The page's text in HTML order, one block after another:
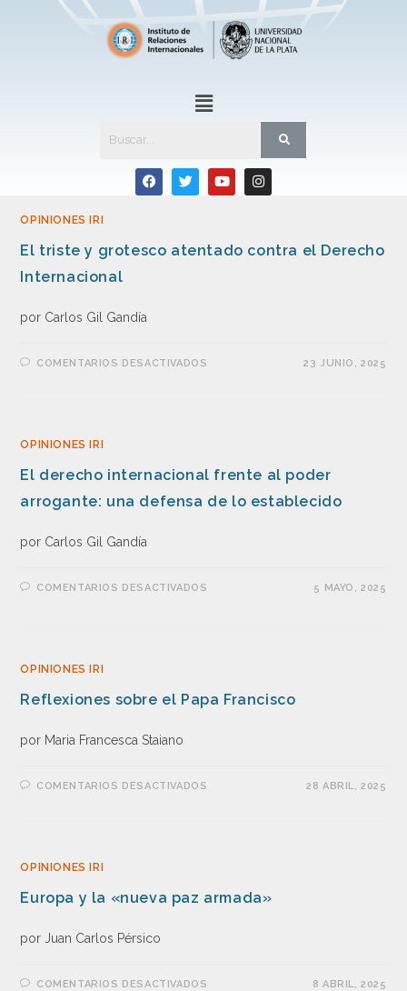
OPINIONES IRI
El triste y grotesco atentado contra el Derecho
Internacional
por Carlos Gil Gandía
COMENTARIOS DESACTIVADOS 23 JUNIO, 2025
OPINIONES IRI
El derecho internacional frente al poder
arrogante: una defensa de lo establecido
por Carlos Gil Gandía
COMENTARIOS DESACTIVADOS 5 MAYO, 2025
OPINIONES IRI
Reflexiones sobre el Papa Francisco
por Maria Francesca Staiano
COMENTARIOS DESACTIVADOS 28 ABRIL, 2025
OPINIONES IRI
Europa y la «nueva paz armada»
por Juan Carlos Pérsico
COMENTARIOS DESACTIVADOS 8 ABRIL, 2025